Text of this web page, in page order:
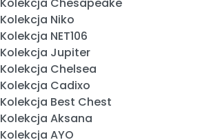
Kolekcja Niko
Kolekcja NET106
Kolekcja Jupiter
Kolekcja Chelsea
Kolekcja Cadixo
Kolekcja Best Chest
Kolekcja Aksana
Kolekcja AYO